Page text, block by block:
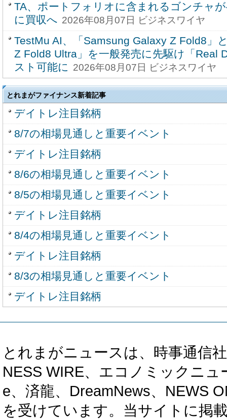
TA、ポートフォリオに含まれるゴンチャ
に買収へ 2026年08月07日 ビジネスワイヤ
TestMu AI、「Samsung Galaxy Z Fold8」
Z Fold8 Ultra」を一般発売に先駆け「Real
スト可能に 2026年08月07日 ビジネスワイヤ
とれまがファイナンス新着記事
デイトレ注目銘柄
8/7の相場見通しと重要イベント
デイトレ注目銘柄
8/6の相場見通しと重要イベント
8/5の相場見通しと重要イベント
デイトレ注目銘柄
8/4の相場見通しと重要イベント
デイトレ注目銘柄
8/3の相場見通しと重要イベント
デイトレ注目銘柄
とれまがニュースは、時事通信
NESS WIRE、エコノミックニ
e、済龍、DreamNews、NEWS
を受けています。当サイトに掲